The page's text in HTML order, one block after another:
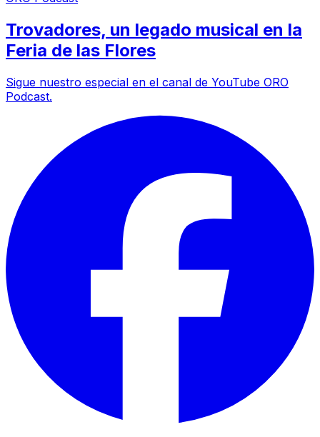
Trovadores, un legado musical en la
Feria de las Flores
Sigue nuestro especial en el canal de YouTube ORO
Podcast.